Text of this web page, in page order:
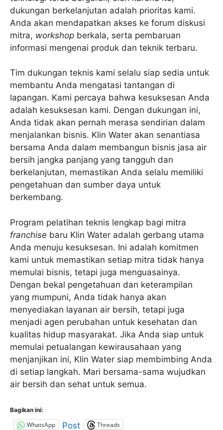
dukungan berkelanjutan adalah prioritas kami.
Anda akan mendapatkan akses ke forum diskusi
mitra, workshop berkala, serta pembaruan
informasi mengenai produk dan teknik terbaru.
Tim dukungan teknis kami selalu siap sedia untuk
membantu Anda mengatasi tantangan di
lapangan. Kami percaya bahwa kesuksesan Anda
adalah kesuksesan kami. Dengan dukungan ini,
Anda tidak akan pernah merasa sendirian dalam
menjalankan bisnis. Klin Water akan senantiasa
bersama Anda dalam membangun bisnis jasa air
bersih jangka panjang yang tangguh dan
berkelanjutan, memastikan Anda selalu memiliki
pengetahuan dan sumber daya untuk
berkembang.
Program pelatihan teknis lengkap bagi mitra
franchise baru Klin Water adalah gerbang utama
Anda menuju kesuksesan. Ini adalah komitmen
kami untuk memastikan setiap mitra tidak hanya
memulai bisnis, tetapi juga menguasainya.
Dengan bekal pengetahuan dan keterampilan
yang mumpuni, Anda tidak hanya akan
menyediakan layanan air bersih, tetapi juga
menjadi agen perubahan untuk kesehatan dan
kualitas hidup masyarakat. Jika Anda siap untuk
memulai petualangan kewirausahaan yang
menjanjikan ini, Klin Water siap membimbing Anda
di setiap langkah. Mari bersama-sama wujudkan
air bersih dan sehat untuk semua.
Bagikan ini:
WhatsApp Post Threads